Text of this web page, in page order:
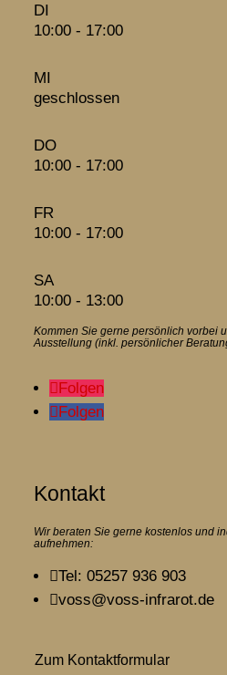
DI
10:00 - 17:00
MI
geschlossen
DO
10:00 - 17:00
FR
10:00 - 17:00
SA
10:00 - 13:00
Kommen Sie gerne persönlich vorbei
Ausstellung (inkl. persönlicher
Folgen
Folgen
Kontakt
Wir beraten Sie gerne kostenlos und
aufnehmen:
Tel: 05257 936 903
voss@voss-infrarot.de
Zum Kontaktformular